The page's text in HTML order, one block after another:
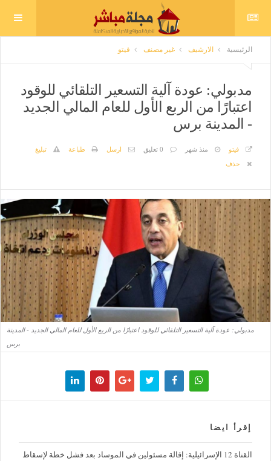
الرئيسية الارشيف غير مصنف فيتو
مدبولي: عودة آلية التسعير التلقائي للوقود
اعتبارًا من الربع الأول للعام المالي الجديد
- المدينة برس
فيتو منذ شهر 0 تعليق ارسل طباعة
تبليغ
حذف
مدبولي: عودة آلية التسعير التلقائي للوقود اعتبارًا من الربع الأول للعام المالي الجديد - المدينة
برس
إقرأ ايضا
القناة 12 الإسرائيلية: إقالة مسئولين في الموساد بعد فشل خطة لإسقاط